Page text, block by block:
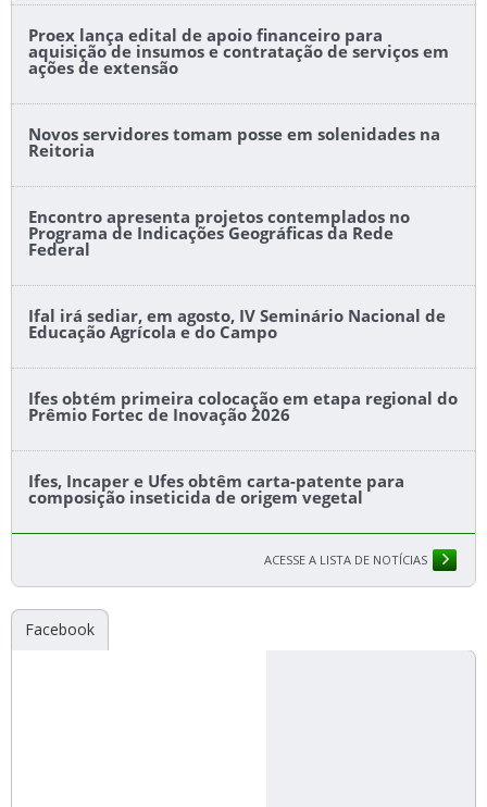
Proex lança edital de apoio financeiro para
aquisição de insumos e contratação de serviços em
ações de extensão
Novos servidores tomam posse em solenidades na
Reitoria
Encontro apresenta projetos contemplados no
Programa de Indicações Geográficas da Rede
Federal
Ifal irá sediar, em agosto, IV Seminário Nacional de
Educação Agrícola e do Campo
Ifes obtém primeira colocação em etapa regional do
Prêmio Fortec de Inovação 2026
Ifes, Incaper e Ufes obtêm carta-patente para
composição inseticida de origem vegetal
ACESSE A LISTA DE NOTÍCIAS
Facebook